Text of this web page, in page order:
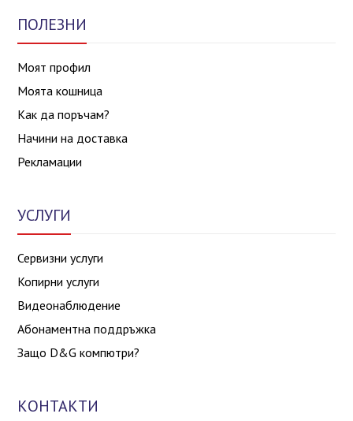
ПОЛЕЗНИ
Моят профил
Моята кошница
Как да поръчам?
Начини на доставка
Рекламации
УСЛУГИ
Сервизни услуги
Копирни услуги
Видеонаблюдение
Абонаментна поддръжка
Защо D&G компютри?
КОНТАКТИ